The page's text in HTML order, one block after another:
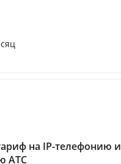
на IP-телефонию и
АТС